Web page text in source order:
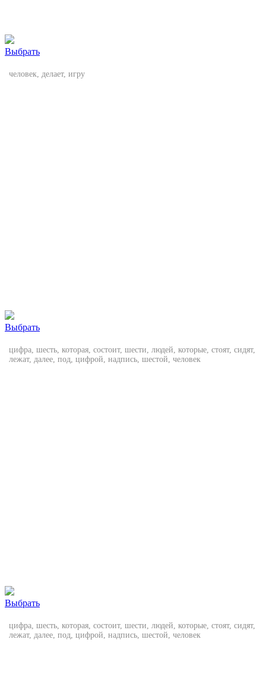
Выбрать
человек, делает, игру
Выбрать
цифра, шесть, которая, состоит, шести, людей, которые, стоят, сидят,
лежат, далее, под, цифрой, надпись, шестой, человек
Выбрать
цифра, шесть, которая, состоит, шести, людей, которые, стоят, сидят,
лежат, далее, под, цифрой, надпись, шестой, человек